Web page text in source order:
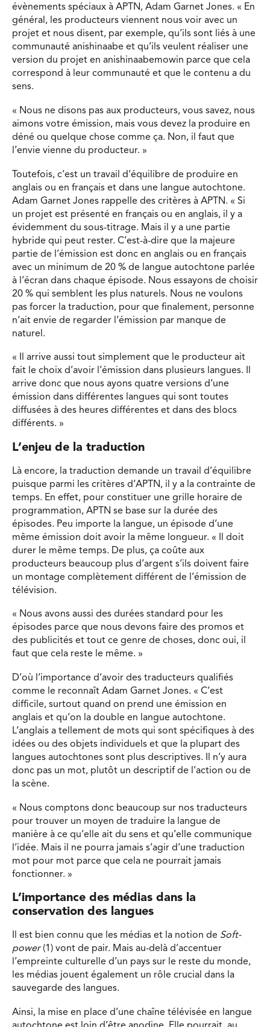
évènements spéciaux à APTN, Adam Garnet Jones. « En
général, les producteurs viennent nous voir avec un
projet et nous disent, par exemple, qu’ils sont liés à une
communauté anishinaabe et qu’ils veulent réaliser une
version du projet en anishinaabemowin parce que cela
correspond à leur communauté et que le contenu a du
sens.
« Nous ne disons pas aux producteurs, vous savez, nous
aimons votre émission, mais vous devez la produire en
déné ou quelque chose comme ça. Non, il faut que
l’envie vienne du producteur. »
Toutefois, c’est un travail d’équilibre de produire en
anglais ou en français et dans une langue autochtone.
Adam Garnet Jones rappelle des critères à APTN. « Si
un projet est présenté en français ou en anglais, il y a
évidemment du sous-titrage. Mais il y a une partie
hybride qui peut rester. C’est-à-dire que la majeure
partie de l’émission est donc en anglais ou en français
avec un minimum de 20 % de langue autochtone parlée
à l’écran dans chaque épisode. Nous essayons de choisir
20 % qui semblent les plus naturels. Nous ne voulons
pas forcer la traduction, pour que finalement, personne
n’ait envie de regarder l’émission par manque de
naturel.
« Il arrive aussi tout simplement que le producteur ait
fait le choix d’avoir l’émission dans plusieurs langues. Il
arrive donc que nous ayons quatre versions d’une
émission dans différentes langues qui sont toutes
diffusées à des heures différentes et dans des blocs
différents. »
L’enjeu de la traduction
Là encore, la traduction demande un travail d’équilibre
puisque parmi les critères d’APTN, il y a la contrainte de
temps. En effet, pour constituer une grille horaire de
programmation, APTN se base sur la durée des
épisodes. Peu importe la langue, un épisode d’une
même émission doit avoir la même longueur. « Il doit
durer le même temps. De plus, ça coûte aux
producteurs beaucoup plus d’argent s’ils doivent faire
un montage complètement différent de l’émission de
télévision.
« Nous avons aussi des durées standard pour les
épisodes parce que nous devons faire des promos et
des publicités et tout ce genre de choses, donc oui, il
faut que cela reste le même. »
D’où l’importance d’avoir des traducteurs qualifiés
comme le reconnaît Adam Garnet Jones. « C’est
difficile, surtout quand on prend une émission en
anglais et qu’on la double en langue autochtone.
L’anglais a tellement de mots qui sont spécifiques à des
idées ou des objets individuels et que la plupart des
langues autochtones sont plus descriptives. Il n’y aura
donc pas un mot, plutôt un descriptif de l’action ou de
la scène.
« Nous comptons donc beaucoup sur nos traducteurs
pour trouver un moyen de traduire la langue de
manière à ce qu’elle ait du sens et qu’elle communique
l’idée. Mais il ne pourra jamais s’agir d’une traduction
mot pour mot parce que cela ne pourrait jamais
fonctionner. »
L’importance des médias dans la
conservation des langues
Il est bien connu que les médias et la notion de Soft-
power(1) vont de pair. Mais au-delà d’accentuer
l’empreinte culturelle d’un pays sur le reste du monde,
les médias jouent également un rôle crucial dans la
sauvegarde des langues.
Ainsi, la mise en place d’une chaîne télévisée en langue